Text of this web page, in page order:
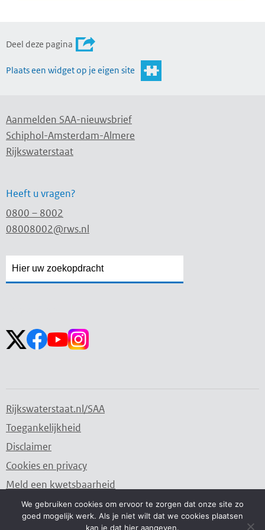
Deel deze pagina
Plaats een widget op je eigen site
Aanmelden SAA-nieuwsbrief
Schiphol-Amsterdam-Almere
Rijkswaterstaat
Heeft u vragen?
0800 – 8002
08008002@rws.nl
Rijkswaterstaat.nl/SAA
Toegankelijkheid
Disclaimer
Cookies en privacy
Meld een kwetsbaarheid
Water. Wegen. Werken. Rijkswaterstaat.
We gebruiken cookies om ervoor te zorgen dat onze site zo
goed mogelijk werk. Als je niet wilt dat we cookies plaatsen
kan je dat hier aangeven.